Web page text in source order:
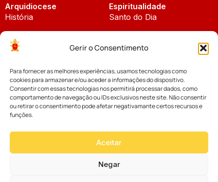
Gerir o Consentimento
Para fornecer as melhores experiências, usamos tecnologias como
cookies para armazenar e/ou aceder a informações do dispositivo.
Consentir com essas tecnologias nos permitirá processar dados, como
comportamento de navegação ou IDs exclusivos neste site. Não consentir
ou retirar o consentimento pode afetar negativamante certos recursos e
funções.
Aceitar
Negar
Arquidiocese
História
Padroeira
Espiritualidade
Santo do Dia
Notícias
Notícias da Arquidiocese
Notícias Cáritas
Palavra dos Bispos
Cúria Diocesana
Fundo Diocesano
Vicariatos da Educação
Eventos